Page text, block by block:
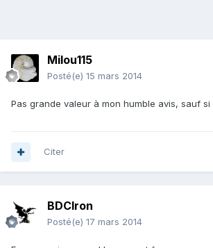
Milou115
Posté(e) 15 mars 2014
Pas grande valeur à mon humble avis, sauf si
Citer
BDCIron
Posté(e) 17 mars 2014